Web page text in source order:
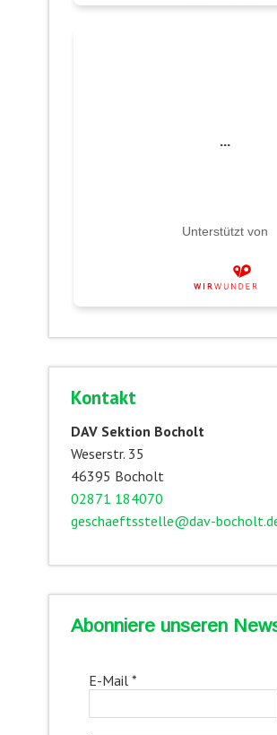
Kontakt
DAV Sektion Bocholt
Weserstr. 35
46395 Bocholt
02871 184070
geschaeftsstelle@dav-
Abonniere unseren
E-Mail *